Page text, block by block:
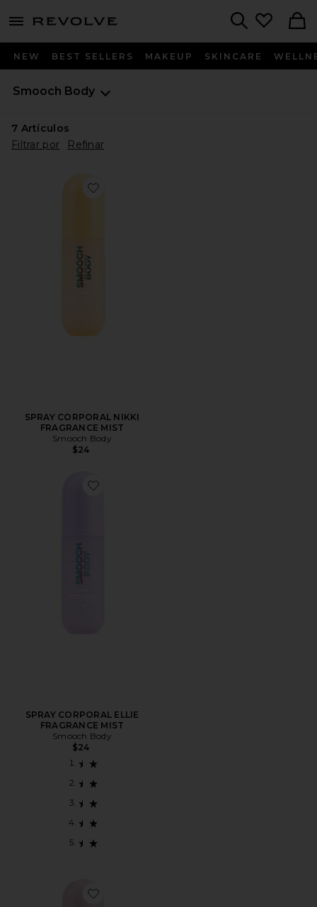
menu - shows more content
NEW BEST SELLERS MAKEUP SKINCARE
Smooch Body
7 Artículos
Filtrar por
Refinar
Favorite SPRAY CORPORAL NIKKI FRAGRANCE MIST
SPRAY CORPORAL NIKKI
FRAGRANCE MIST
Smooch Body
$24
Favorite SPRAY CORPORAL ELLIE FRAGRANCE MIST
SPRAY CORPORAL ELLIE
FRAGRANCE MIST
Smooch Body
$24
Favorite SPRAY CORPORAL JANEY FRAGRANCE